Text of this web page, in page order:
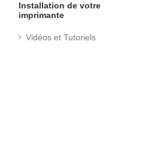
Installation de votre
imprimante
Vidéos et Tutoriels